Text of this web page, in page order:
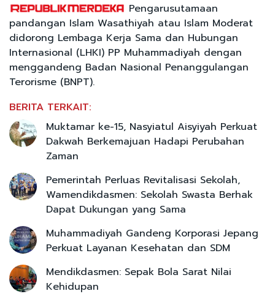
Pengarusutamaan
pandangan Islam Wasathiyah atau Islam Moderat
didorong Lembaga Kerja Sama dan Hubungan
Internasional (LHKI) PP Muhammadiyah dengan
menggandeng Badan Nasional Penanggulangan
Terorisme (BNPT).
BERITA TERKAIT:
Muktamar ke-15, Nasyiatul Aisyiyah Perkuat
Dakwah Berkemajuan Hadapi Perubahan
Zaman
Pemerintah Perluas Revitalisasi Sekolah,
Wamendikdasmen: Sekolah Swasta Berhak
Dapat Dukungan yang Sama
Muhammadiyah Gandeng Korporasi Jepang
Perkuat Layanan Kesehatan dan SDM
Mendikdasmen: Sepak Bola Sarat Nilai
Kehidupan